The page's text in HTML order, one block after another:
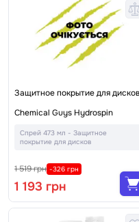
Защитное покрытие для дисков
Chemical Guys Hydrospin
Спрей 473 мл - Защитное
покрытие для дисков
1 519 грн -326 грн
1 193 грн